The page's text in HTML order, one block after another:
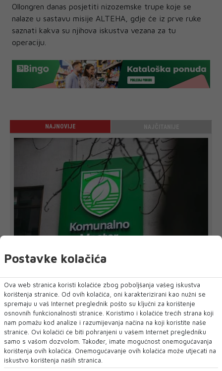
Ollongren danas posjetiti nizozemske trupe koje se
nalaze u sastavu misije ALTEHA, gdje će iz prve ruke
saznati kakva su njihova iskustva vezana za tu
operaciju.
NAJNOVIJE
U CILJU ZAŠTITE IMOVINE, ZAKONITOSTI POSLOVANJA I
INTERESA PODUZEĆA
'Komunalno' Mostar tužiteljstvu podnijelo
još dvije kaznene prijave
Zbog sumnje u lažno predstavljanje i sumnje na počinjenje
kaznenih djela kojima je prouz...
Postavke kolačića
Ova web stranica koristi kolačiće zbog poboljšanja vašeg iskustva
korištenja stranice. Od ovih kolačića, oni karakterizirani kao nužni se
spremaju u vaš Internet preglednik pošto su ključni za korištenje
osnovnih funkcionalnosti stranice. Koristimo i kolačiće trećih strana koji
nam pomažu kod analize i razumijevanja načina na koji koristite naše
stranice. Ovi kolačići će biti pohranjeni u vašem Internet pregledniku
samo s vašom dozvolom. Također, imate mogućnost onemogućavanja
korištenja ovih kolačića. Onemogućavanje ovih kolačića može utjecati na
iskustvo korištenja naših stranica.